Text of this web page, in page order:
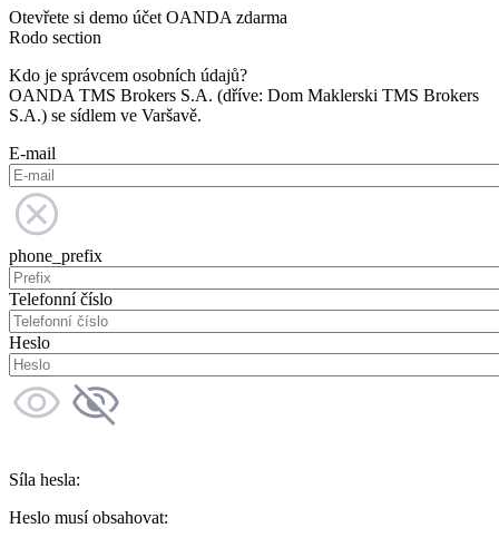
Otevřete si demo účet OANDA zdarma
Rodo section
Kdo je správcem osobních údajů?
OANDA TMS Brokers S.A. (dříve: Dom Maklerski TMS Brokers
S.A.) se sídlem ve Varšavě.
E-mail
phone_prefix
Telefonní číslo
Heslo
Síla hesla:
Heslo musí obsahovat: